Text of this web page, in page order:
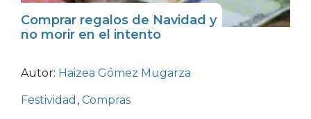
Comprar regalos de Navidad y
no morir en el intento
Autor: Haizea Gómez Mugarza
Festividad, Compras